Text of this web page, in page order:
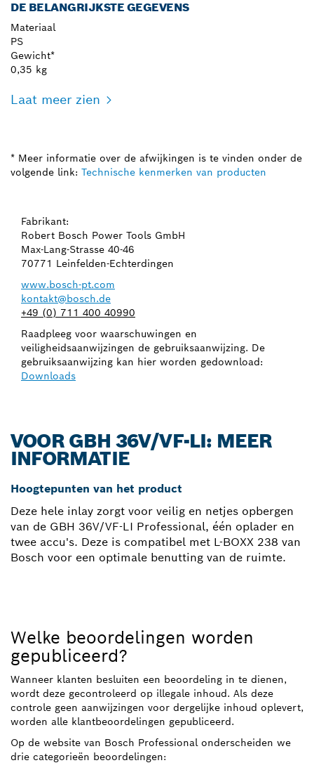
DE BELANGRIJKSTE GEGEVENS
Materiaal
PS
Gewicht*
0,35 kg
Laat meer zien
* Meer informatie over de afwijkingen is te vinden onder de
volgende link: Technische kenmerken van producten
Fabrikant:
Robert Bosch Power Tools GmbH
Max-Lang-Strasse 40-46
70771 Leinfelden-Echterdingen
www.bosch-pt.com
kontakt@bosch.de
+49 (0) 711 400 40990
Raadpleeg voor waarschuwingen en
veiligheidsaanwijzingen de gebruiksaanwijzing. De
gebruiksaanwijzing kan hier worden gedownload:
Downloads
VOOR GBH 36V/VF-LI: MEER
INFORMATIE
Hoogtepunten van het product
Deze hele inlay zorgt voor veilig en netjes opbergen
van de GBH 36V/VF-LI Professional, één oplader en
twee accu's. Deze is compatibel met L-BOXX 238 van
Bosch voor een optimale benutting van de ruimte.
Welke beoordelingen worden
gepubliceerd?
Wanneer klanten besluiten een beoordeling in te dienen,
wordt deze gecontroleerd op illegale inhoud. Als deze
controle geen aanwijzingen voor dergelijke inhoud oplevert,
worden alle klantbeoordelingen gepubliceerd.
Op de website van Bosch Professional onderscheiden we
drie categorieën beoordelingen: